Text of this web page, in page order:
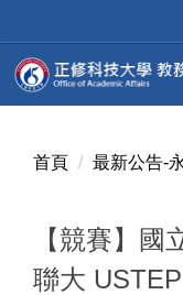
到
主
要
首頁 最新公告-
【競賽】
聯大